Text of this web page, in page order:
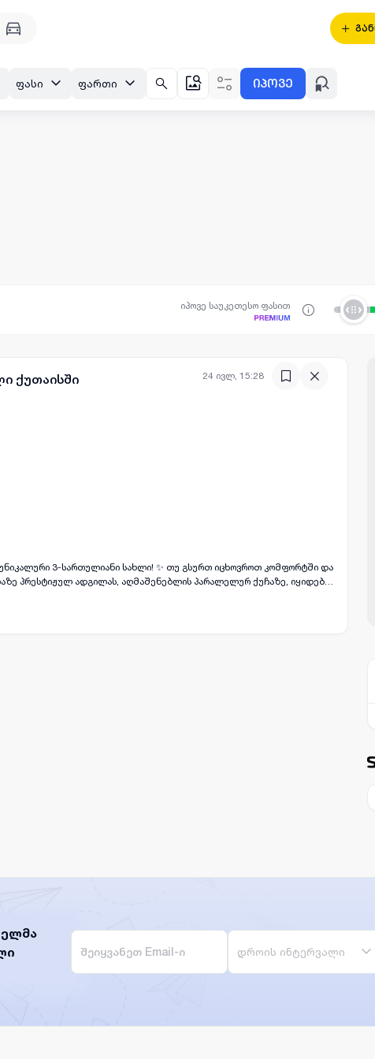
ფასი ფართი იპოვე
იპოვე საუკეთესო ფასით
24 ივლ, 15:28
ქუთაისში
სახლი! ✨ თუ გსურთ იცხოვროთ კომფორტში და
პრესტიჟულ ადგილას, აღმაშენებლის პარალელურ ქუჩაზე, იყიდება
დროის ინტერვალი